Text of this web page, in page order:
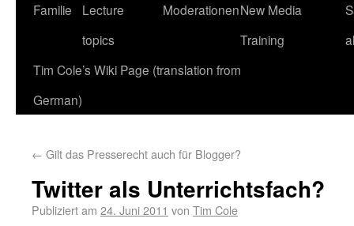
Familie
Lecture
topics
ModerationenNew Media
Training
Tim Cole’s Wiki Page (translation from
German)
← Gilt das Presserecht auch für Blogger?
Twitter als Unterrichtsfach?
Publiziert am 24. Juni 2011 von Tim Cole